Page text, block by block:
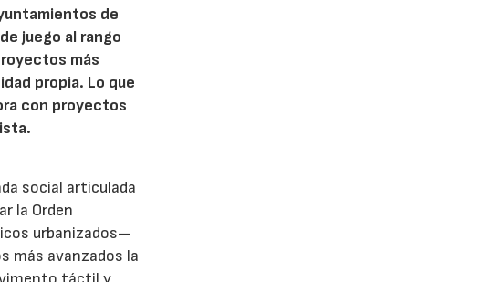
de
juego al rango
más
propia. Lo que
con proyectos
social articulada
la Orden
urbanizados—
más avanzados la